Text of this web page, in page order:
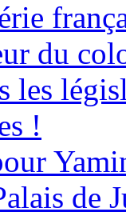
du
les
!
de